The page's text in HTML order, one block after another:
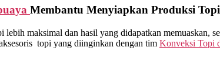
Membantu Menyiapkan Produksi
lebih maksimal dan hasil yang didapatkan memuaskan,
topi yang diinginkan dengan tim Konveksi Topi